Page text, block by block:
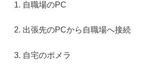
自職場のPC
出張先のPCから自職場へ接続
自宅のポメラ